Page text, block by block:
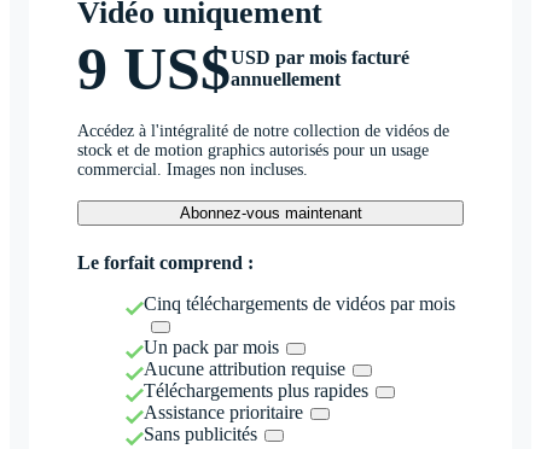
Vidéo uniquement
9 US$USD par mois facturé
annuellement
Accédez à l'intégralité de notre collection de vidéos de
stock et de motion graphics autorisés pour un usage
commercial. Images non incluses.
Abonnez-vous maintenant
Le forfait comprend :
Cinq téléchargements de vidéos par mois
Un pack par mois
Aucune attribution requise
Téléchargements plus rapides
Assistance prioritaire
Sans publicités